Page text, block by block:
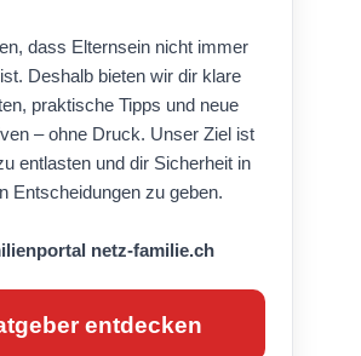
dass Elternsein nicht immer
Deshalb bieten wir dir klare
praktische Tipps und neue
– ohne Druck. Unser Ziel ist
entlasten und dir Sicherheit in
Entscheidungen zu geben.
netz-familie.ch
entdecken